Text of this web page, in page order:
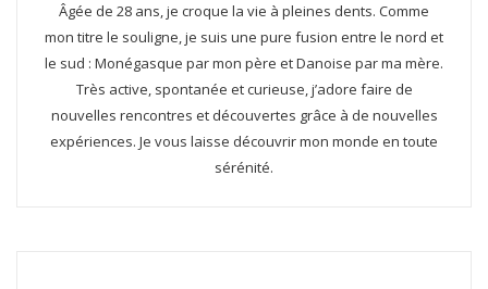
Âgée de 28 ans, je croque la vie à pleines dents. Comme
mon titre le souligne, je suis une pure fusion entre le nord et
le sud : Monégasque par mon père et Danoise par ma mère.
Très active, spontanée et curieuse, j’adore faire de
nouvelles rencontres et découvertes grâce à de nouvelles
expériences. Je vous laisse découvrir mon monde en toute
sérénité.